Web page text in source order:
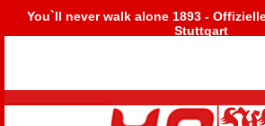
You`ll never walk alone 1893 -
Stuttgart